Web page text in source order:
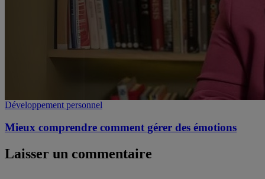
Développement personnel
Mieux comprendre comment gérer des émotions
Laisser un commentaire